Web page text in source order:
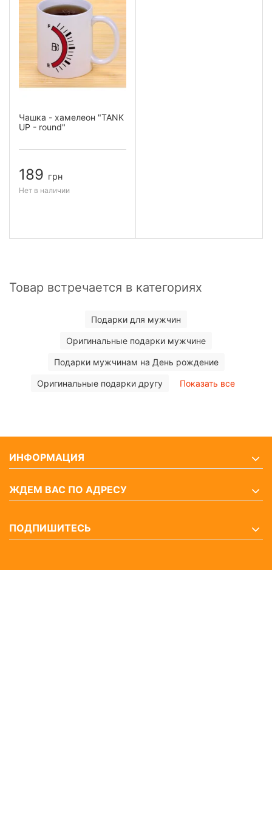
Чашка - хамелеон "TANK
UP - round"
189 грн
Нет в наличии
Товар встречается в категориях
Подарки для мужчин
Оригинальные подарки мужчине
Подарки мужчинам на День рождение
Оригинальные подарки другу Показать все
ИНФОРМАЦИЯ
ЖДЕМ ВАС ПО АДРЕСУ
ПОДПИШИТЕСЬ